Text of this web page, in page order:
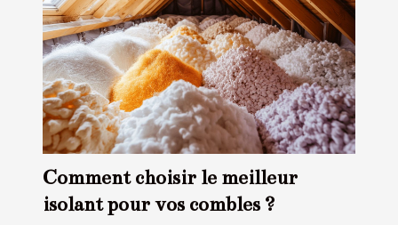
Comment choisir le meilleur
isolant pour vos combles ?